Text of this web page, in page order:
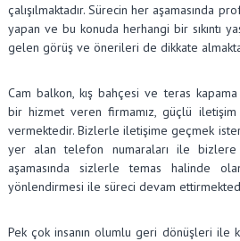
çalışılmaktadır. Sürecin her aşamasında
yapan ve bu konuda herhangi bir sıkıntı
gelen görüş ve önerileri de dikkate
Cam balkon, kış bahçesi ve teras
bir hizmet veren firmamız, güçlü
vermektedir. Bizlerle iletişime geçmek
yer alan telefon numaraları ile bizlere
aşamasında sizlerle temas halinde
yönlendirmesi ile süreci devam
Pek çok insanın olumlu geri dönüşleri ile